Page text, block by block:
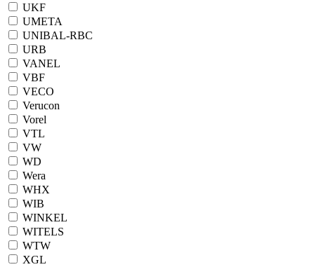
UKF
UMETA
UNIBAL-RBC
URB
VANEL
VBF
VECO
Verucon
Vorel
VTL
VW
WD
Wera
WHX
WIB
WINKEL
WITELS
WTW
XGL